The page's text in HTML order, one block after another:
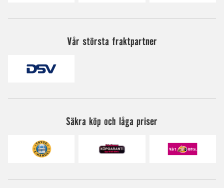
Vår största fraktpartner
Säkra köp och låga priser